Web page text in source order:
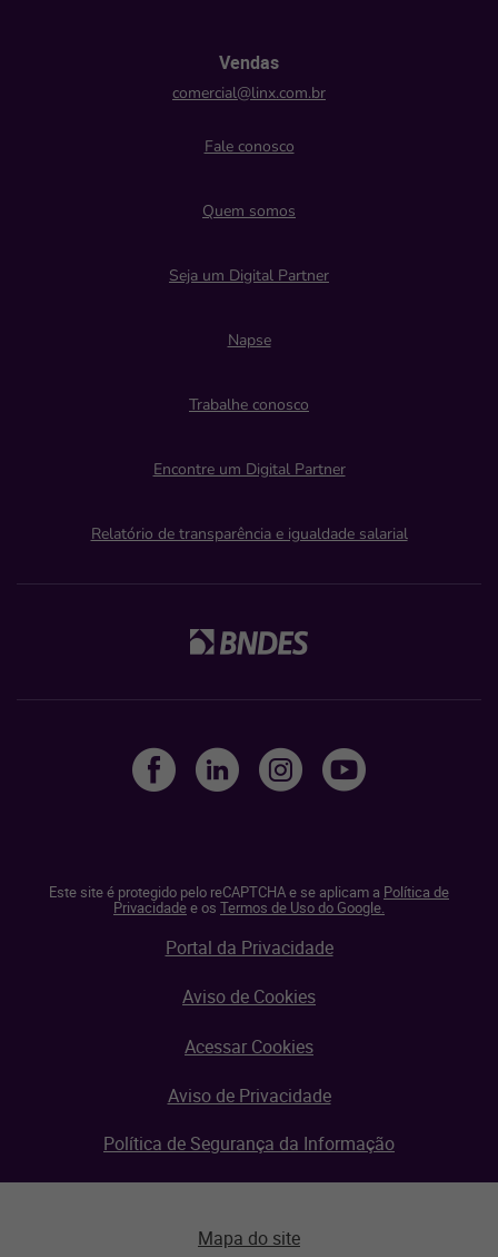
Vendas
comercial@linx.com.br
Fale conosco
Quem somos
Seja um Digital Partner
Napse
Trabalhe conosco
Encontre um Digital Partner
Relatório de transparência e igualdade salarial
Este site é protegido pelo reCAPTCHA e se aplicam a Política de
Privacidadee os Termos de Uso do Google.
Portal da Privacidade
Aviso de Cookies
Acessar Cookies
Aviso de Privacidade
Política de Segurança da Informação
Mapa do site